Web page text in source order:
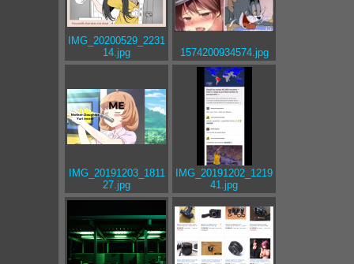
IMG_20200529_2231
14.jpg
1574200934574.jpg
IMG_20191203_1811
27.jpg
IMG_20191202_1219
41.jpg